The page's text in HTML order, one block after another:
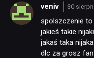
veniv 30
spolszczenie
jakieś takie
jakaś taka
dlc za grosz